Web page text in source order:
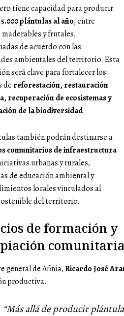
tiene capacidad para producir
plántulas al año, entre
maderables y frutales,
de acuerdo con las
ambientales del territorio. Esta
será clave para fortalecer los
de reforestación, restauración
recuperación de ecosistemas y
de la biodiversidad.
también podrán destinarse a
comunitarios de infraestructura
urbanas y rurales,
de educación ambiental y
locales vinculados al
del territorio.
de formación y
comunitaria
general de Afinia,Ricardo José
productiva.
“Más allá de producir